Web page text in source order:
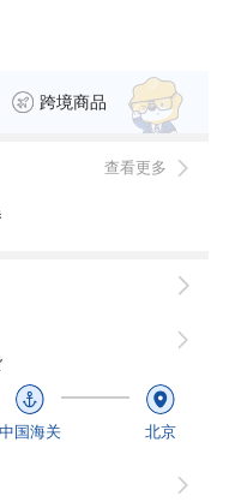
跨境商品
查看更多
中国海关 北京